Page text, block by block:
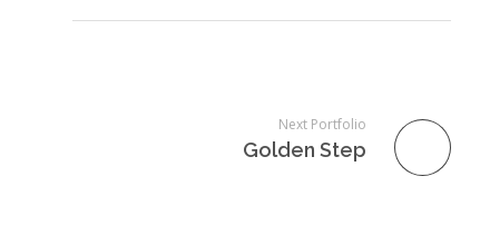
Next Portfolio
Golden Step